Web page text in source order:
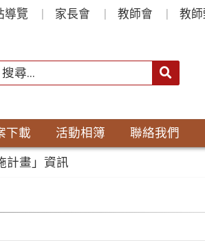
導覽 家長會 教師會 教
下載 活動相簿 聯絡我們
計畫」資訊